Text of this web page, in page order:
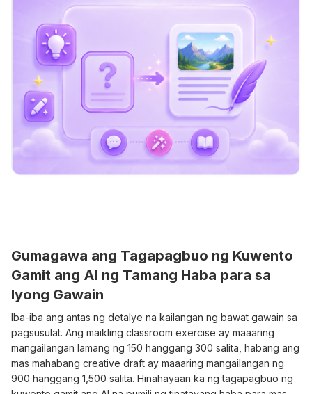
Gumagawa ang Tagapagbuo ng Kuwento
Gamit ang AI ng Tamang Haba para sa
Iyong Gawain
Iba-iba ang antas ng detalye na kailangan ng bawat gawain sa
pagsusulat. Ang maikling classroom exercise ay maaaring
mangailangan lamang ng 150 hanggang 300 salita, habang ang
mas mahabang creative draft ay maaaring mangailangan ng
900 hanggang 1,500 salita. Hinahayaan ka ng tagapagbuo ng